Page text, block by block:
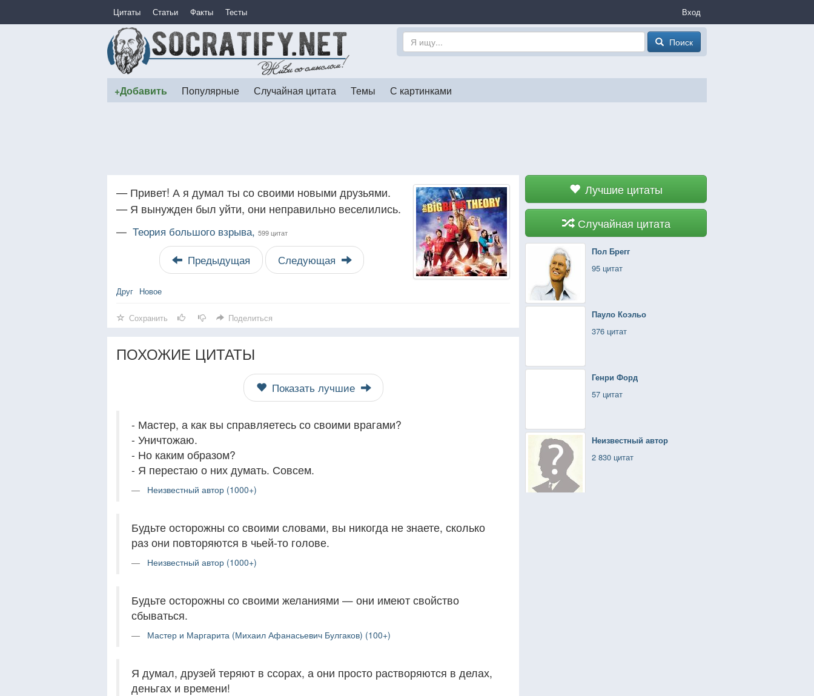
Цитаты Статьи Факты Тесты Вход
Поиск
+Добавить Популярные Случайная цитата Темы С картинками
Лучшие цитаты
Случайная цитата
Пол Брегг
95 цитат
Пауло Коэльо
376 цитат
Генри Форд
57 цитат
Неизвестный автор
2 830 цитат
— Привет! А я думал ты со своими новыми друзьями.
— Я вынужден был уйти, они неправильно веселились.
— Теория большого взрыва, 599 цитат
Предыдущая Следующая
Друг Новое
Сохранить Поделиться
ПОХОЖИЕ ЦИТАТЫ
Показать лучшие
- Мастер, а как вы справляетесь со своими врагами?
- Уничтожаю.
- Но каким образом?
- Я перестаю о них думать. Совсем.
Неизвестный автор (1000+)
Будьте осторожны со своими словами, вы никогда не знаете, сколько
раз они повторяются в чьей-то голове.
Неизвестный автор (1000+)
Будьте осторожны со своими желаниями — они имеют свойство
сбываться.
Мастер и Маргарита (Михаил Афанасьевич Булгаков) (100+)
Я думал, друзей теряют в ссорах, а они просто растворяются в делах,
деньгах и времени!